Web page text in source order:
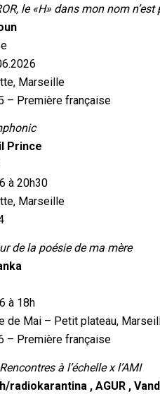
Marseille
– Première française
Prince
à 20h30
Marseille
de la poésie de ma mère
à 18h
de Mai – Petit plateau,
– Première française
à l’échelle x l’AMI
radiokarantina , AGUR ,